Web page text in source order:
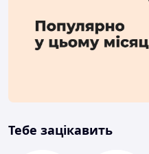
Тебе зацікавить